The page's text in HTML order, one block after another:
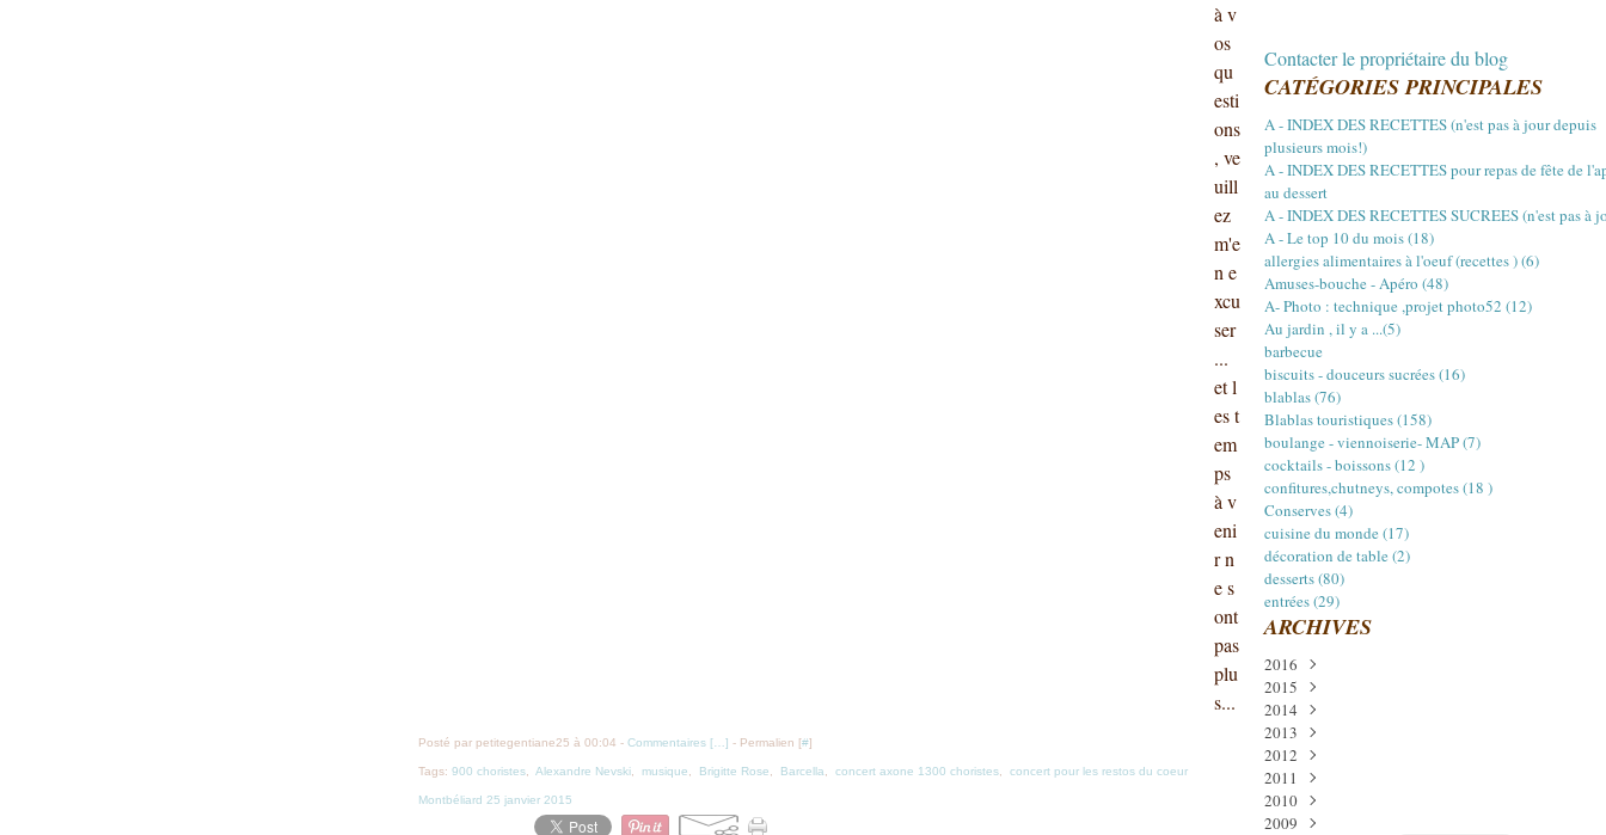
à v
os
qu
esti
ons
, ve
uill
ez
m'e
n e
xcu
ser
...
et l
es t
em
ps
à v
eni
r n
e s
ont
pas
plu
s...
Posté par petitegentiane25 à 00:04 - Commentaires [ ] - Permalien [#]
Tags: 900 choristes Alexandre Nevski musique Brigitte Rose Barcella concert axone 1300 choristes concert pour les restos du coeur
Montbéliard 25 janvier 2015
Contacter le propriétaire du blog
CATÉGORIES PRINCIPALES
A - INDEX DES RECETTES (n'est pas à jour depuis
plusieurs mois!)
A - INDEX DES RECETTES pour repas de fête de
au dessert
A - INDEX DES RECETTES SUCREES (n'est pas à
A - Le top 10 du mois (18)
allergies alimentaires à l'oeuf (recettes ) (6)
Amuses-bouche - Apéro (48)
A- Photo : technique ,projet photo52 (12)
Au jardin , il y a ...(5)
barbecue
biscuits - douceurs sucrées (16)
blablas (76)
Blablas touristiques (158)
boulange - viennoiserie- MAP (7)
cocktails - boissons (12 )
confitures,chutneys, compotes (18 )
Conserves (4)
cuisine du monde (17)
décoration de table (2)
desserts (80)
entrées (29)
ARCHIVES
2016
Janvier
2015
Décembre
Juillet
Avril
Mars
Février
2014
Décembre
Novembre
Octobre
Septembre
Août
2013
Décembre
Octobre
Septembre
Août
2012
Décembre
Novembre
Octobre
2011
Décembre
Novembre
2010
Décembre
2009